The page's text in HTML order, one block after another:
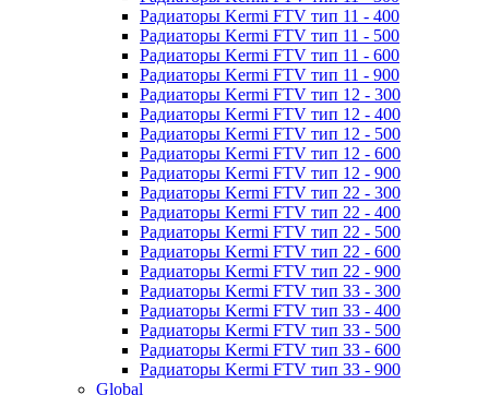
Радиаторы Kermi FTV тип 11 - 400
Радиаторы Kermi FTV тип 11 - 500
Радиаторы Kermi FTV тип 11 - 600
Радиаторы Kermi FTV тип 11 - 900
Радиаторы Kermi FTV тип 12 - 300
Радиаторы Kermi FTV тип 12 - 400
Радиаторы Kermi FTV тип 12 - 500
Радиаторы Kermi FTV тип 12 - 600
Радиаторы Kermi FTV тип 12 - 900
Радиаторы Kermi FTV тип 22 - 300
Радиаторы Kermi FTV тип 22 - 400
Радиаторы Kermi FTV тип 22 - 500
Радиаторы Kermi FTV тип 22 - 600
Радиаторы Kermi FTV тип 22 - 900
Радиаторы Kermi FTV тип 33 - 300
Радиаторы Kermi FTV тип 33 - 400
Радиаторы Kermi FTV тип 33 - 500
Радиаторы Kermi FTV тип 33 - 600
Радиаторы Kermi FTV тип 33 - 900
Global